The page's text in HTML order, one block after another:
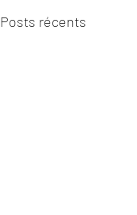
Posts récents